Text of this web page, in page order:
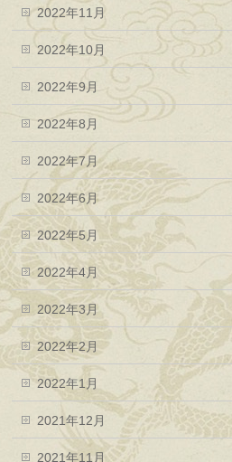
2022年11月
2022年10月
2022年9月
2022年8月
2022年7月
2022年6月
2022年5月
2022年4月
2022年3月
2022年2月
2022年1月
2021年12月
2021年11月